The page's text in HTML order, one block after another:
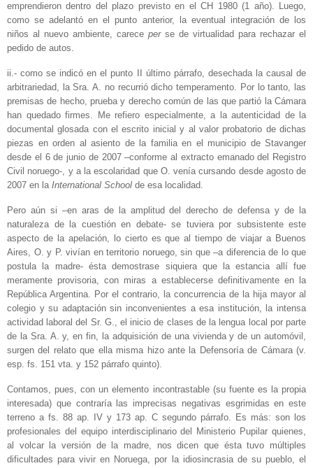
emprendieron dentro del plazo previsto en el CH 1980 (1 año). Luego,
como se adelantó en el punto anterior, la eventual integración de los
niños al nuevo ambiente, carece per se de virtualidad para rechazar el
pedido de autos.
ii.- como se indicó en el punto II último párrafo, desechada la causal de
arbitrariedad, la Sra. A. no recurrió dicho temperamento. Por lo tanto, las
premisas de hecho, prueba y derecho común de las que partió la Cámara
han quedado firmes. Me refiero especialmente, a la autenticidad de la
documental glosada con el escrito inicial y al valor probatorio de dichas
piezas en orden al asiento de la familia en el municipio de Stavanger
desde el 6 de junio de 2007 –conforme al extracto emanado del Registro
Civil noruego-, y a la escolaridad que O. venía cursando desde agosto de
2007 en la International School de esa localidad.
Pero aún si –en aras de la amplitud del derecho de defensa y de la
naturaleza de la cuestión en debate- se tuviera por subsistente este
aspecto de la apelación, lo cierto es que al tiempo de viajar a Buenos
Aires, O. y P. vivían en territorio noruego, sin que –a diferencia de lo que
postula la madre- ésta demostrase siquiera que la estancia allí fue
meramente provisoria, con miras a establecerse definitivamente en la
República Argentina. Por el contrario, la concurrencia de la hija mayor al
colegio y su adaptación sin inconvenientes a esa institución, la intensa
actividad laboral del Sr. G., el inicio de clases de la lengua local por parte
de la Sra. A. y, en fin, la adquisición de una vivienda y de un automóvil,
surgen del relato que ella misma hizo ante la Defensoría de Cámara (v.
esp. fs. 151 vta. y 152 párrafo quinto).
Contamos, pues, con un elemento incontrastable (su fuente es la propia
interesada) que contraría las imprecisas negativas esgrimidas en este
terreno a fs. 88 ap. IV y 173 ap. C segundo párrafo. Es más: son los
profesionales del equipo interdisciplinario del Ministerio Pupilar quienes,
al volcar la versión de la madre, nos dicen que ésta tuvo múltiples
dificultades para vivir en Noruega, por la idiosincrasia de su pueblo, el